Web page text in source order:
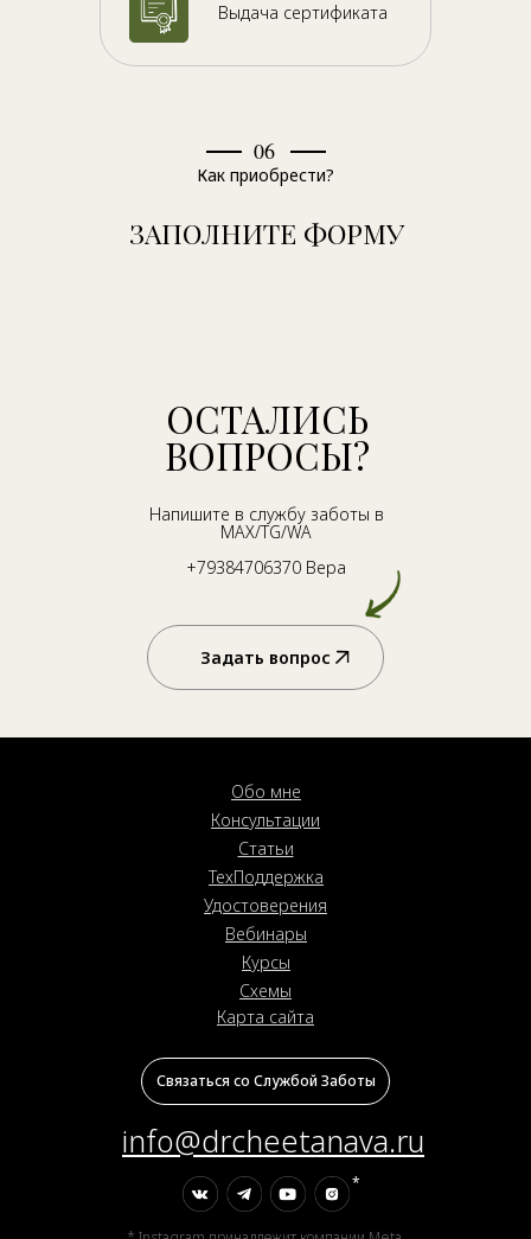
Выдача сертификата
06
Как приобрести?
ЗАПОЛНИТЕ ФОРМУ
ОСТАЛИСЬ
ВОПРОСЫ?
Напишите в службу заботы в
MAX/TG/WA
+79384706370 Вера
Задать вопрос
info@drcheetanava.ru
Курсы
Консультации
Статьи
Удостоверения
ТехПоддержка
Схемы
Обо мне
Вебинары
Связаться со Службой Заботы
Карта сайта
*